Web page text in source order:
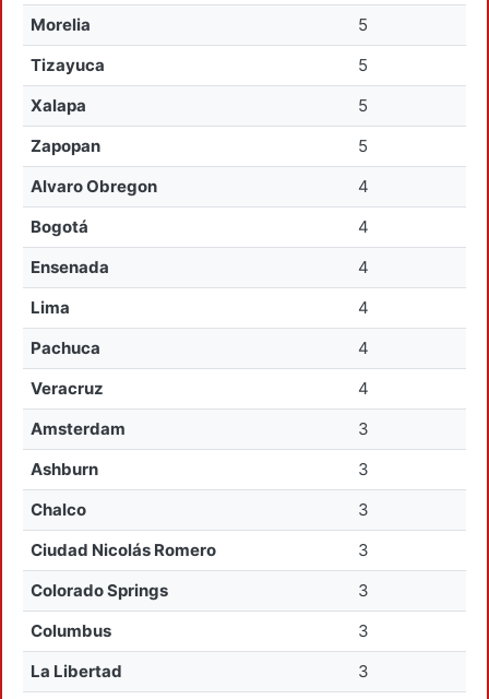
Morelia
5
Tizayuca
5
Xalapa
5
Zapopan
5
Alvaro Obregon
4
Bogotá
4
Ensenada
4
Lima
4
Pachuca
4
Veracruz
4
Amsterdam
3
Ashburn
3
Chalco
3
Ciudad Nicolás Romero
3
Colorado Springs
3
Columbus
3
La Libertad
3